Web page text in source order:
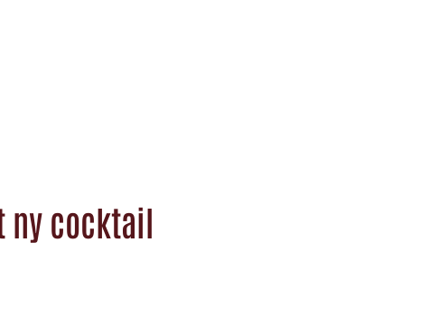
ny cocktail